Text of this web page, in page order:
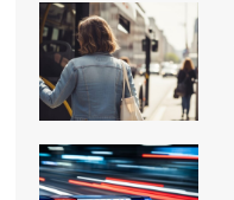
Akademii
Publiczny
Kliniczny nr 2